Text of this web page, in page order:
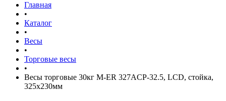
Главная
•
Каталог
•
Весы
•
Торговые весы
•
Весы торговые 30кг M-ER 327ACP-32.5, LCD, стойка,
325х230мм